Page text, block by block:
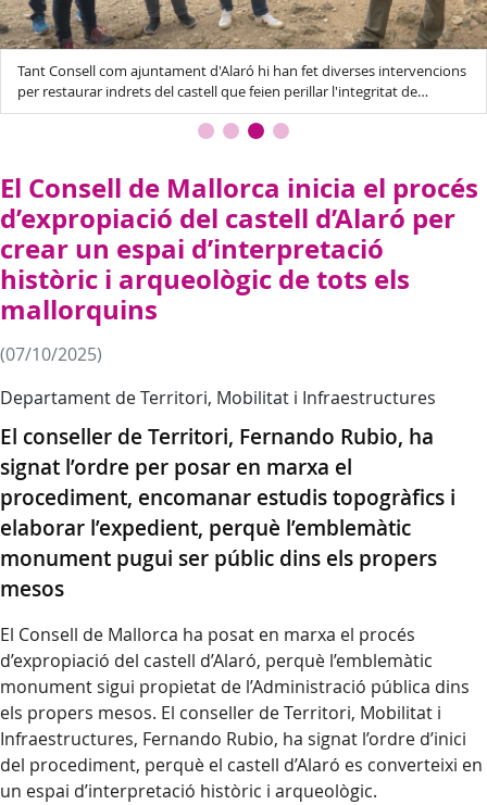
Tant Consell com ajuntament d'Alaró hi han fet diverses intervencions
per restaurar indrets del castell que feien perillar l'integritat de
l'estructura.
El Consell de Mallorca inicia el procés
d’expropiació del castell d’Alaró per
crear un espai d’interpretació
històric i arqueològic de tots els
mallorquins
(07/10/2025)
Departament de Territori, Mobilitat i Infraestructures
El conseller de Territori, Fernando Rubio, ha
signat l’ordre per posar en marxa el
procediment, encomanar estudis topogràfics i
elaborar l’expedient, perquè l’emblemàtic
monument pugui ser públic dins els propers
mesos
El Consell de Mallorca ha posat en marxa el procés
d’expropiació del castell d’Alaró, perquè l’emblemàtic
monument sigui propietat de l’Administració pública dins
els propers mesos. El conseller de Territori, Mobilitat i
Infraestructures, Fernando Rubio, ha signat l’ordre d’inici
del procediment, perquè el castell d’Alaró es converteixi en
un espai d’interpretació històric i arqueològic.